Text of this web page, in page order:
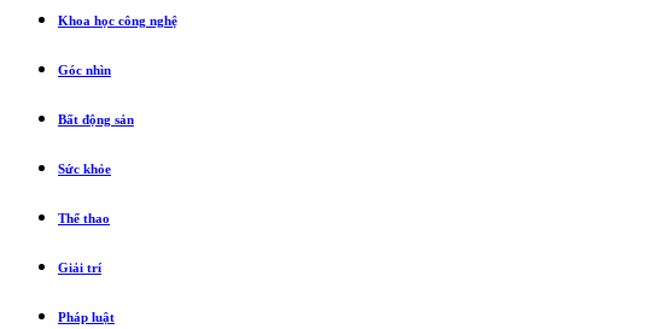
Khoa học công nghệ
Góc nhìn
Bất động sản
Sức khỏe
Thể thao
Giải trí
Pháp luật